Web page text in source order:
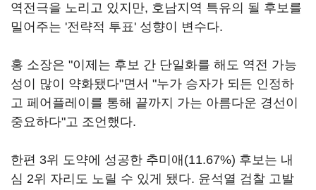
역전극을 노리고 있지만, 호남지역 특유의 될 후보를
밀어주는 '전략적 투표' 성향이 변수다.
홍 소장은 "이제는 후보 간 단일화를 해도 역전 가능
성이 많이 약화됐다"면서 "누가 승자가 되든 인정하
고 페어플레이를 통해 끝까지 가는 아름다운 경선이
중요하다"고 조언했다.
한편 3위 도약에 성공한 추미애(11.67%) 후보는 내
심 2위 자리도 노릴 수 있게 됐다. 윤석열 검찰 고발